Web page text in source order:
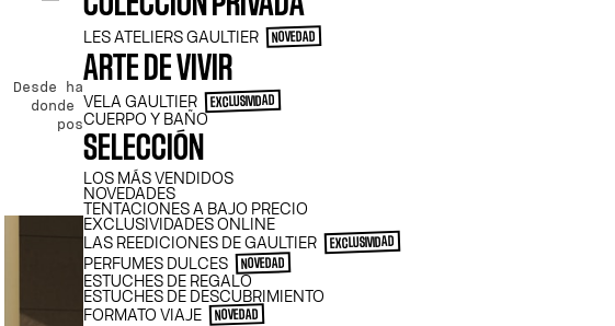
LES ATELIERS GAULTIER NOVEDAD
ARTE DE VIVIR
VELA GAULTIER EXCLUSIVIDAD
CUERPO Y BAÑO
SELECCIÓN
LOS MÁS VENDIDOS
NOVEDADES
TENTACIONES A BAJO PRECIO
EXCLUSIVIDADES ONLINE
LAS REEDICIONES DE GAULTIER
EXCLUSIVIDAD
PERFUMES DULCES NOVEDAD
ESTUCHES DE REGALO
ESTUCHES DE DESCUBRIMIENTO
FORMATO VIAJE
NOVEDAD
Desde hace 50 años, la audacia, la libertad y la alegría de vivir
donde destaca la pluralidad de la estética Gaultier. La creación
posturas y su visión de la sociedad. Tanto en la moda como